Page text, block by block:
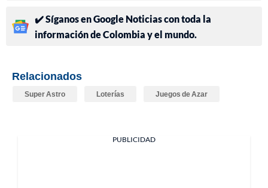
✔️ Síganos en Google Noticias con toda la
información de Colombia y el mundo.
Relacionados
Super Astro Loterías Juegos de Azar
PUBLICIDAD